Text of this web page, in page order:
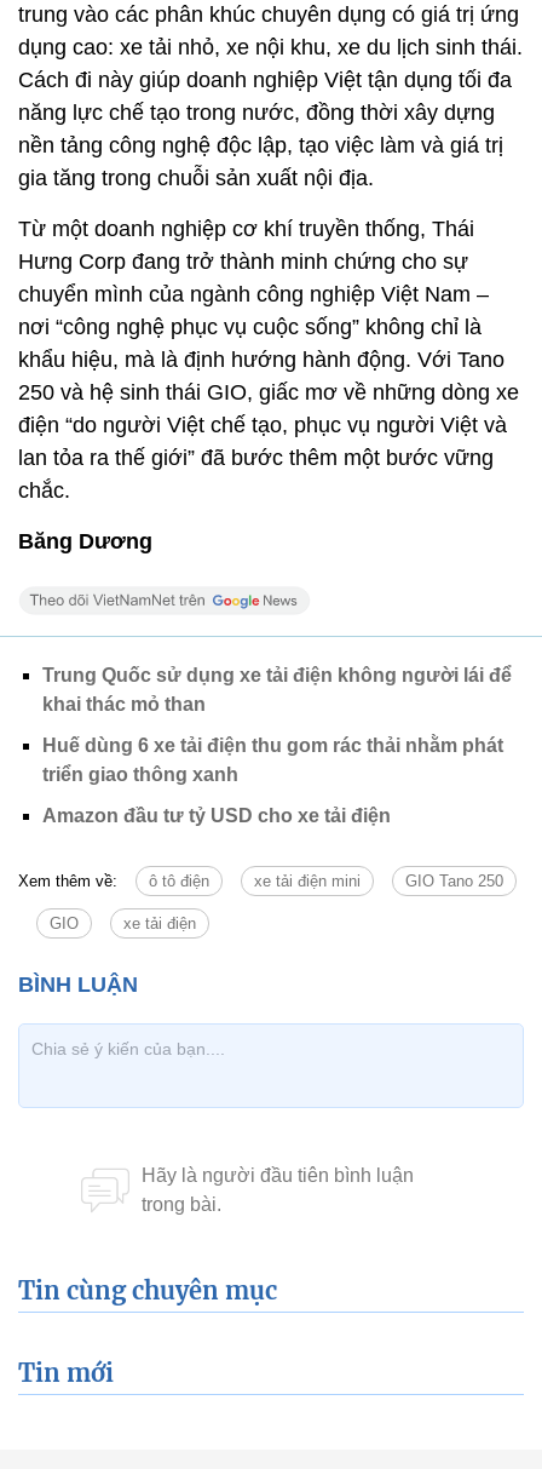
trung vào các phân khúc chuyên dụng có giá trị ứng
dụng cao: xe tải nhỏ, xe nội khu, xe du lịch sinh thái.
Cách đi này giúp doanh nghiệp Việt tận dụng tối đa
năng lực chế tạo trong nước, đồng thời xây dựng
nền tảng công nghệ độc lập, tạo việc làm và giá trị
gia tăng trong chuỗi sản xuất nội địa.
Từ một doanh nghiệp cơ khí truyền thống, Thái
Hưng Corp đang trở thành minh chứng cho sự
chuyển mình của ngành công nghiệp Việt Nam –
nơi “công nghệ phục vụ cuộc sống” không chỉ là
khẩu hiệu, mà là định hướng hành động. Với Tano
250 và hệ sinh thái GIO, giấc mơ về những dòng xe
điện “do người Việt chế tạo, phục vụ người Việt và
lan tỏa ra thế giới” đã bước thêm một bước vững
chắc.
Băng Dương
Trung Quốc sử dụng xe tải điện không người lái để
khai thác mỏ than
Huế dùng 6 xe tải điện thu gom rác thải nhằm phát
triển giao thông xanh
Amazon đầu tư tỷ USD cho xe tải điện
Xem thêm về: ô tô điện xe tải điện mini GIO Tano 250
GIO xe tải điện
Tin cùng chuyên mục
Tin mới